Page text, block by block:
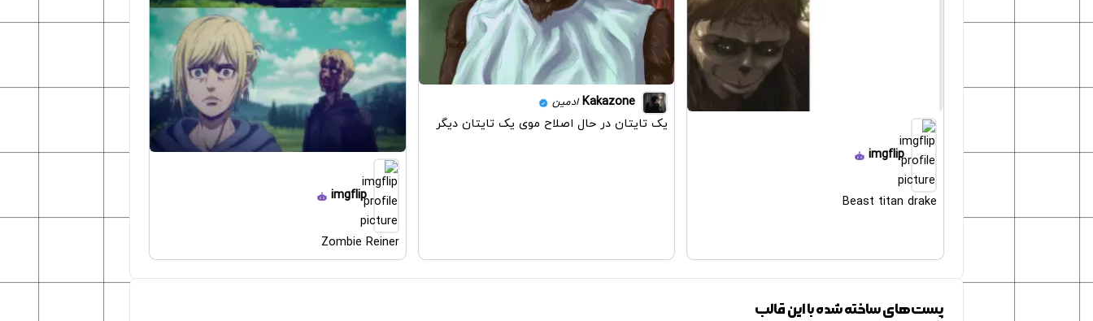
imgflip
Beast titan drake
Kakazone ادمین
یک تایتان در حال اصلاح موی یک تایتان دیگر
imgflip
Zombie Reiner
پست‌های ساخته شده با این قالب